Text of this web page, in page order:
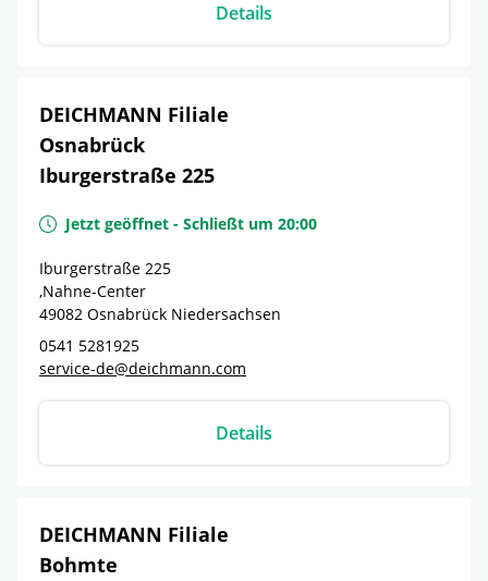
Details
DEICHMANN Filiale
Osnabrück
Iburgerstraße 225
Jetzt geöffnet - Schließt um 20:00
Iburgerstraße 225
,Nahne-Center
49082 Osnabrück Niedersachsen
0541 5281925
service-de@deichmann.com
Details
DEICHMANN Filiale
Bohmte